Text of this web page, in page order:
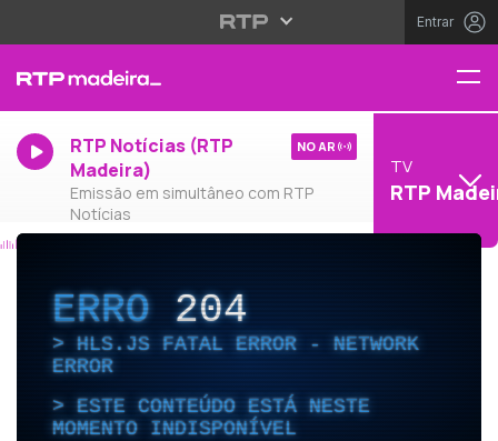
Entrar
RTP Notícias (RTP
Madeira)
Emissão em simultâneo com RTP
Notícias
NO AR
TV
RTP
ERRO204
HLS.JS FATAL ERROR - NETWORK
ERROR
ESTE CONTEÚDO ESTÁ NESTE
MOMENTO INDISPONÍVEL